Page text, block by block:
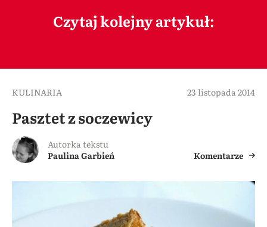
Czytaj kolejny artykuł:
KULINARIA 23 listopada 2014
Pasztet z soczewicy
Autorka tekstu
Paulina Garbień
Komentarze